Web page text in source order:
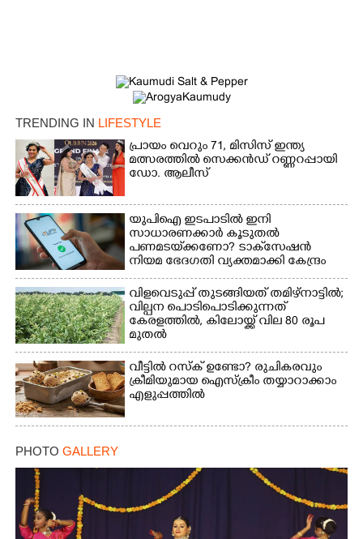
TRENDING IN LIFESTYLE
പ്രായം വെറും 71, മിസിസ് ഇന്ത്യ
മത്സരത്തിൽ സെക്കൻഡ് റണ്ണറപ്പായി
ഡോ. ആലീസ്
യുപിഐ ഇടപാടിൽ ഇനി
സാധാരണക്കാർ കൂടുതൽ
പണമടയ്‌ക്കണോ?​ ടാക്‌സേഷൻ
നിയമ ഭേദഗതി വ്യക്തമാക്കി കേന്ദ്രം
വിളവെടുപ്പ് തുടങ്ങിയത് തമിഴ്നാട്ടിൽ;
വില്പന പൊടിപൊടിക്കുന്നത്
കേരളത്തിൽ, കിലോയ്ക്ക് വില 80 രൂപ
മുതൽ
വീട്ടിൽ റസ്ക് ഉണ്ടോ? രുചികരവും
ക്രീമിയുമായ ഐസ്ക്രീം തയ്യാറാക്കാം
എളുപ്പത്തിൽ
PHOTO GALLERY
×
Share this link
Copy Link